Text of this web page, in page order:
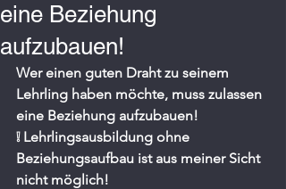
eine Beziehung
aufzubauen!
Wer einen guten Draht zu seinem
Lehrling haben möchte, muss zulassen
eine Beziehung aufzubauen!
❕ Lehrlingsausbildung ohne
Beziehungsaufbau ist aus meiner Sicht
nicht möglich!